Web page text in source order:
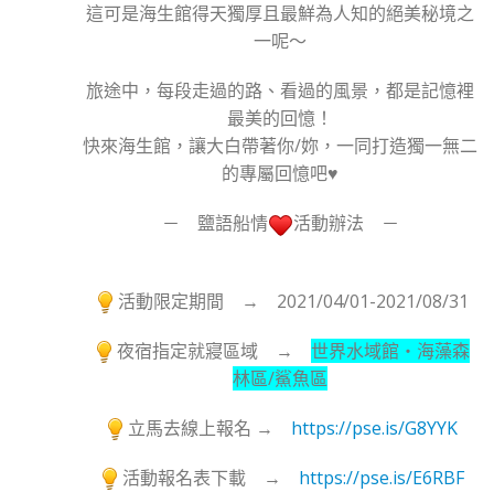
這可是海生館得天獨厚且最鮮為人知的絕美秘境之
一呢～
旅途中，每段走過的路、看過的風景，都是記憶裡
最美的回憶！
快來海生館，讓大白帶著你/妳，一同打造獨一無二
的專屬回憶吧♥
－ 鹽語船情 活動辦法 －
活動限定期間 → 2021/04/01-2021/08/31
夜宿指定就寢區域 → 世界水域館‧海藻森
林區/鯊魚區
立馬去線上報名 → https://pse.is/G8YYK
活動報名表下載 → https://pse.is/E6RBF